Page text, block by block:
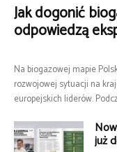
Jak dogonić
odpowiedzą
Na biogazowej mapie
rozwojowej sytuacji na
europejskich liderów.
już